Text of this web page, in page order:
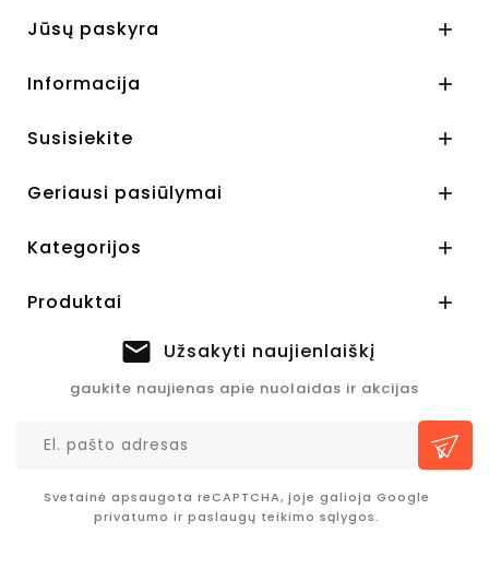
Jūsų paskyra 
Informacija 
Susisiekite 
Geriausi pasiūlymai 
Kategorijos 
Produktai 
Užsakyti naujienlaiškį
gaukite naujienas apie nuolaidas ir akcijas
Svetainė apsaugota reCAPTCHA, joje galioja Google
privatumo ir paslaugų teikimo sąlygos.